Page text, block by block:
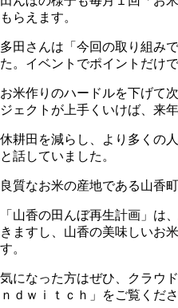
もらえます。
多田さんは「今回の取り組み
た。イベントでポイントだけ
お米作りのハードルを下げて
ジェクトが上手くいけば、来
休耕田を減らし、より多くの
と話していました。
良質なお米の産地である山香町
「山香の田んぼ再生計画」は
きますし、山香の美味しいお
す。
気になった方はぜひ、クラウ
ｎｄｗｉｔｃｈ」をご覧くださ